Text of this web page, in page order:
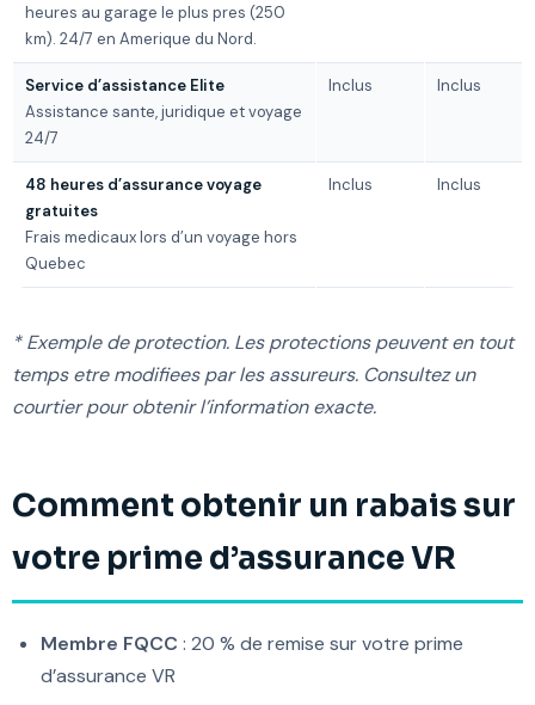
heures au garage le plus pres (250
km). 24/7 en Amerique du Nord.
Service d’assistance Elite
Assistance sante, juridique et voyage
24/7
Inclus Inclus
48 heures d’assurance voyage
gratuites
Frais medicaux lors d’un voyage hors
Quebec
Inclus Inclus
* Exemple de protection. Les protections peuvent en tout
temps etre modifiees par les assureurs. Consultez un
courtier pour obtenir l’information exacte.
Comment obtenir un rabais sur
votre prime d’assurance VR
Membre FQCC : 20 % de remise sur votre prime
d’assurance VR